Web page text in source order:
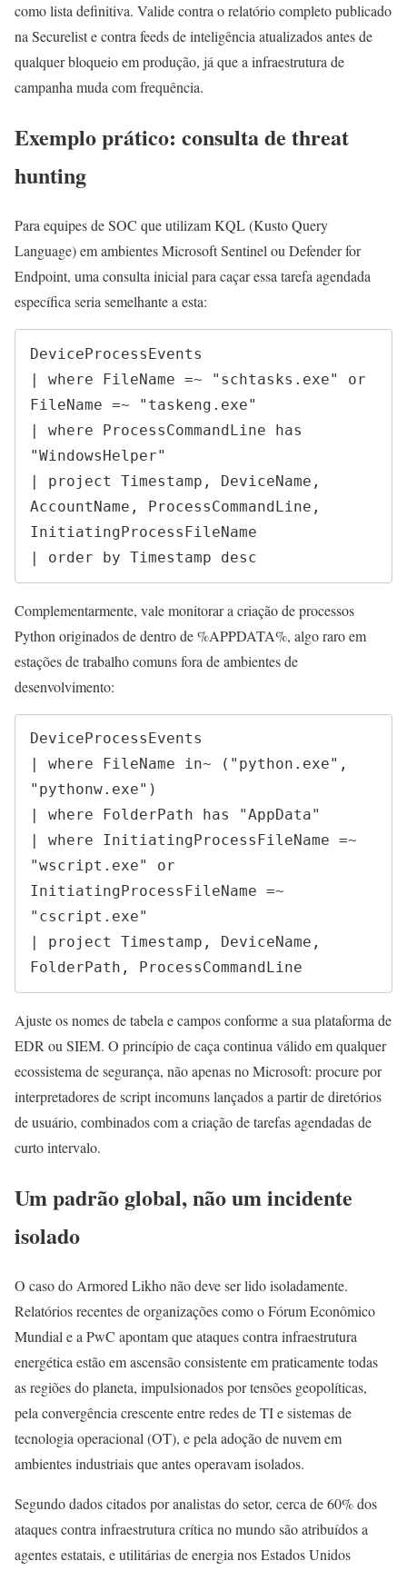
como lista definitiva. Valide contra o relatório completo publicado
na Securelist e contra feeds de inteligência atualizados antes de
qualquer bloqueio em produção, já que a infraestrutura de
campanha muda com frequência.
Exemplo prático: consulta de threat
hunting
Para equipes de SOC que utilizam KQL (Kusto Query
Language) em ambientes Microsoft Sentinel ou Defender for
Endpoint, uma consulta inicial para caçar essa tarefa agendada
específica seria semelhante a esta:
DeviceProcessEvents
| where FileName =~ "schtasks.exe" or
FileName =~ "taskeng.exe"
| where ProcessCommandLine has
"WindowsHelper"
| project Timestamp, DeviceName,
AccountName, ProcessCommandLine,
InitiatingProcessFileName
| order by Timestamp desc
Complementarmente, vale monitorar a criação de processos
Python originados de dentro de %APPDATA%, algo raro em
estações de trabalho comuns fora de ambientes de
desenvolvimento:
DeviceProcessEvents
| where FileName in~ ("python.exe",
"pythonw.exe")
| where FolderPath has "AppData"
| where InitiatingProcessFileName =~
"wscript.exe" or
InitiatingProcessFileName =~
"cscript.exe"
| project Timestamp, DeviceName,
FolderPath, ProcessCommandLine
Ajuste os nomes de tabela e campos conforme a sua plataforma de
EDR ou SIEM. O princípio de caça continua válido em qualquer
ecossistema de segurança, não apenas no Microsoft: procure por
interpretadores de script incomuns lançados a partir de diretórios
de usuário, combinados com a criação de tarefas agendadas de
curto intervalo.
Um padrão global, não um incidente
isolado
O caso do Armored Likho não deve ser lido isoladamente.
Relatórios recentes de organizações como o Fórum Econômico
Mundial e a PwC apontam que ataques contra infraestrutura
energética estão em ascensão consistente em praticamente todas
as regiões do planeta, impulsionados por tensões geopolíticas,
pela convergência crescente entre redes de TI e sistemas de
tecnologia operacional (OT), e pela adoção de nuvem em
ambientes industriais que antes operavam isolados.
Segundo dados citados por analistas do setor, cerca de 60% dos
ataques contra infraestrutura crítica no mundo são atribuídos a
agentes estatais, e utilitárias de energia nos Estados Unidos